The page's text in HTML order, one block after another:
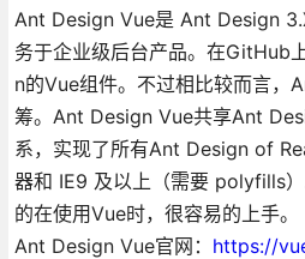
Ant Design Vue是 Ant Design
务于企业级后台产品。在GitHub
n的Vue组件。不过相比较而言，
筹。Ant Design Vue共享Ant
系，实现了所有Ant Design of
器和 IE9 及以上（需要 polyfills
的在使用Vue时，很容易的上手。
Ant Design Vue官网： https://